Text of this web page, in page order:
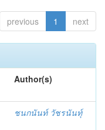
previous 1 next
Author(s)
ชนกนันท์ วัชรนันทุ์